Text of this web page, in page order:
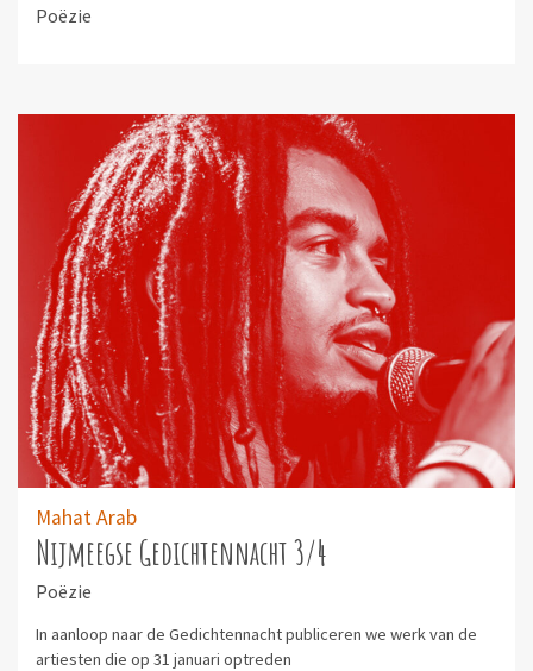
Poëzie
Mahat Arab
Nijmeegse Gedichtennacht 3/4
Poëzie
In aanloop naar de Gedichtennacht publiceren we werk van de
artiesten die op 31 januari optreden